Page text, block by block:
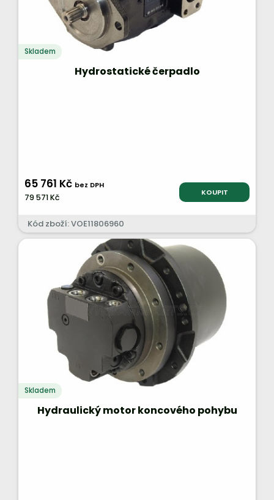
Skladem
Hydrostatické čerpadlo
65 761 Kč bez DPH
79 571 Kč KOUPIT
Kód zboží: VOE11806960
Skladem
Hydraulický motor koncového pohybu